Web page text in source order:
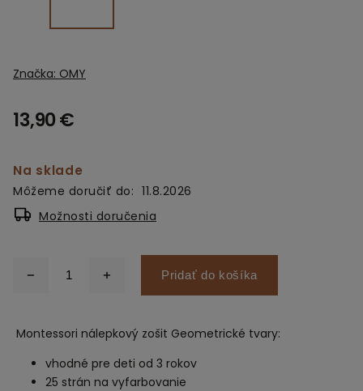
Značka: OMY
13,90 €
Na sklade
Môžeme doručiť do: 11.8.2026
Možnosti doručenia
Pridať do košíka
Montessori nálepkový zošit Geometrické tvary:
vhodné pre deti od 3 rokov
25 strán na vyfarbovanie